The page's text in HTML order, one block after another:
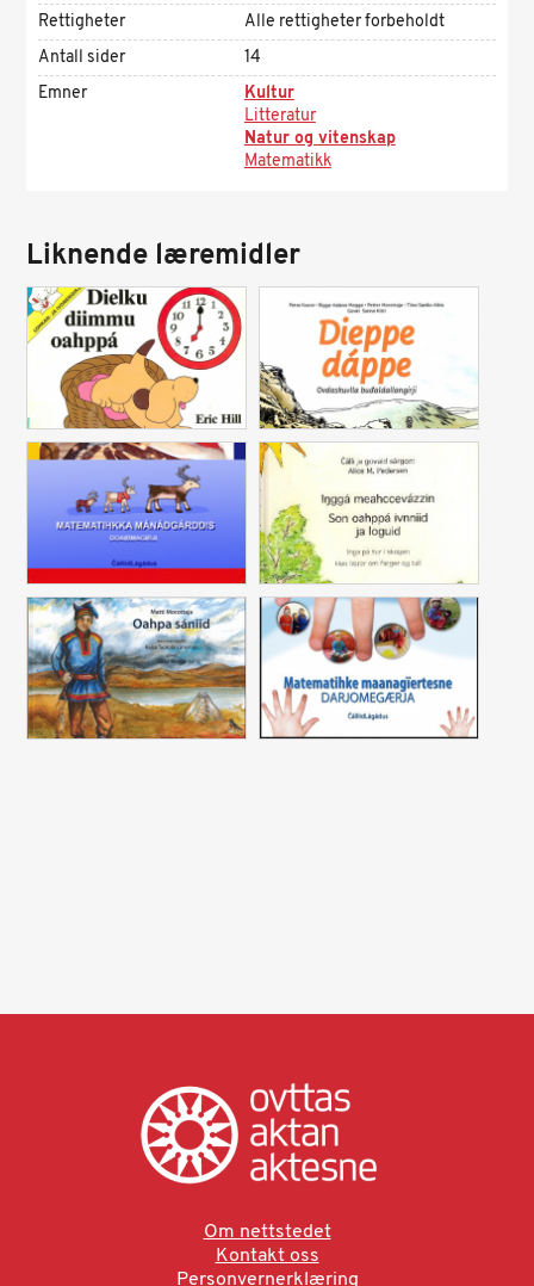
Rettigheter
Alle rettigheter forbeholdt
Antall sider
14
Emner
Kultur
Litteratur
Natur og vitenskap
Matematikk
Liknende læremidler
Om nettstedet
Kontakt oss
Personvernerklæring